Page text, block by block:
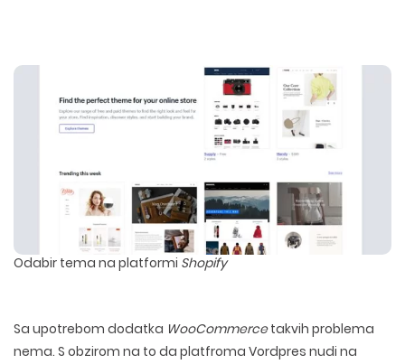
Odabir tema na platformi Shopify
Sa upotrebom dodatka WooCommercetakvih problema
nema. S obzirom na to da platfroma Vordpres nudi na